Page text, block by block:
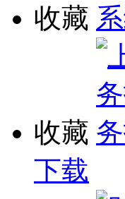
收藏
收藏
下载